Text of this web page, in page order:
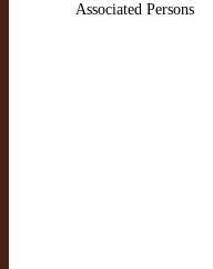
Associated Persons